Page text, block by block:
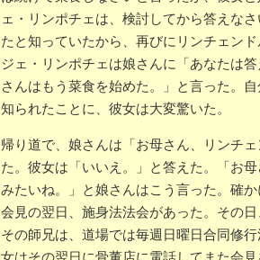
ェ・リンポチェは、検討してから答えな
たと知っていたから、再びにリンチェン
ジェ・リンポチェは娘さんに「あなたは
さんはもう菜食を始めた。」と言った。
知られたことに、彼女は大変驚いた。
帰り道で、娘さんは「お母さん、リンチ
た。彼女は「いいえ。」と答えた。「お
みたいね。」と娘さんはこう言った。確
会見の翌日、施身法法会があった。その
その師兄は、道場では毎週日曜日合同修